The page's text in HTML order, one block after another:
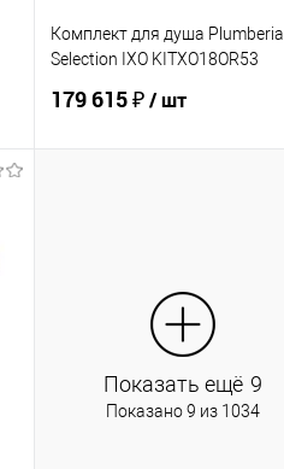
Комплект для душа Plumberia
Selection IXO KITXO18OR53
179 615 ₽/ шт
В избранное
Показать ещё 9
Показано 9 из 1034